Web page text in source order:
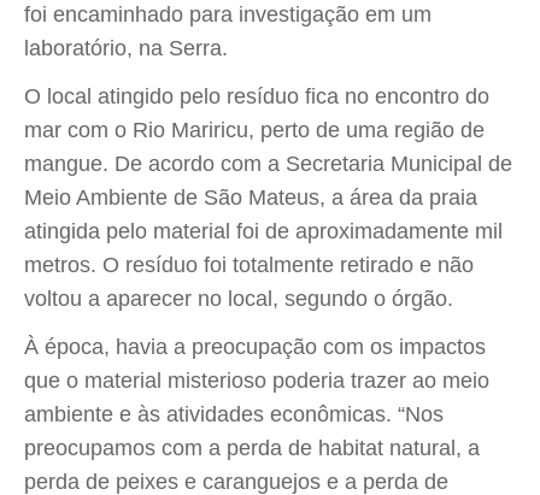
foi encaminhado para investigação em um
laboratório, na Serra.
O local atingido pelo resíduo fica no encontro do
mar com o Rio Mariricu, perto de uma região de
mangue. De acordo com a Secretaria Municipal de
Meio Ambiente de São Mateus, a área da praia
atingida pelo material foi de aproximadamente mil
metros. O resíduo foi totalmente retirado e não
voltou a aparecer no local, segundo o órgão.
À época, havia a preocupação com os impactos
que o material misterioso poderia trazer ao meio
ambiente e às atividades econômicas. “Nos
preocupamos com a perda de habitat natural, a
perda de peixes e caranguejos e a perda de